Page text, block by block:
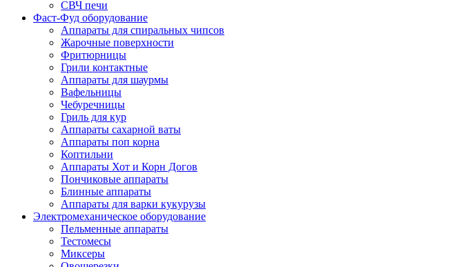
СВЧ печи
Фаст-Фуд оборудование
Аппараты для спиральных чипсов
Жарочные поверхности
Фритюрницы
Грили контактные
Аппараты для шаурмы
Вафельницы
Чебуречницы
Гриль для кур
Аппараты сахарной ваты
Аппараты поп корна
Коптильни
Аппараты Хот и Корн Догов
Пончиковые аппараты
Блинные аппараты
Аппараты для варки кукурузы
Электромеханическое оборудование
Пельменные аппараты
Тестомесы
Миксеры